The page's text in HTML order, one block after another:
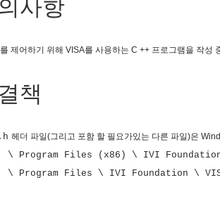
사항
제어하기 위해 VISA를 사용하는 C ++ 프로그램을 작성
책
헤더 파일(그리고 포함 할 필요가있는 다른 파일)은
\ Program Files (x86) \ IVI
\ Program Files \ IVI Foundation \